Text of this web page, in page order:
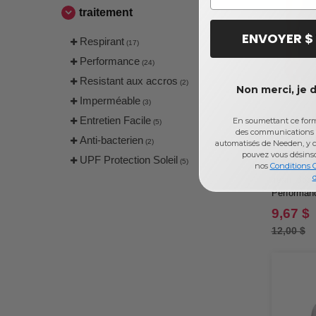
traitement
Respirant (17)
Performance (24)
Resistant aux accros (2)
Imperméable (3)
Entretien Facile (5)
Anti-bacterien (2)
UPF Protection Soleil (5)
Team
9,67 $
12,00 $
ENVOYER
Non merci, je
En soumettant ce
des communications
automatisés de Needen, y
pouvez vous
nos Conditions